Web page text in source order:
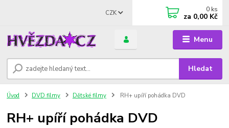
Menu
CZK
Hledat
0 ks
za 0,00 Kč
Úvod DVD filmy Dětské filmy RH+ upíří pohádka DVD
RH+ upíří pohádka DVD